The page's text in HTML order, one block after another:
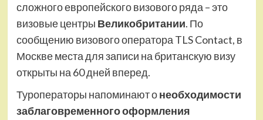
сложного европейского визового ряда – это
визовые центры Великобритании. По
сообщению визового оператора TLS Contact, в
Москве места для записи на британскую визу
открыты на 60 дней вперед.
Туроператоры напоминают онеобходимости
заблаговременного оформления